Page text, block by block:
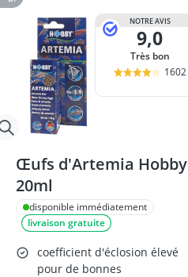
NOTRE AVIS
9,0
Très bon
1602
Œufs d'Artemia Hobby
20ml
disponible immédiatement
livraison gratuite
coefficient d'éclosion élevé
pour de bonnes